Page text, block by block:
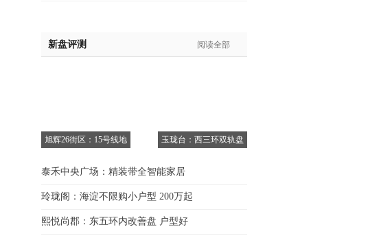
新盘评测 阅读全部
旭辉26街区：15号线地 玉珑台：西三环双轨盘
泰禾中央广场：精装带全智能家居
玲珑阁：海淀不限购小户型 200万起
熙悦尚郡：东五环内改善盘 户型好